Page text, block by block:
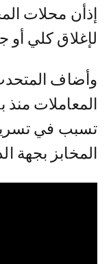
إذأن محلات
لإغلاق كلي أو
وأضاف
المعاملات
تسبب في
المخابز بجهة